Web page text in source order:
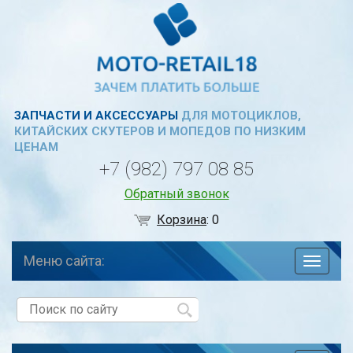
ЗАПЧАСТИ И АКСЕССУАРЫДЛЯ МОТОЦИКЛОВ,
КИТАЙСКИХ СКУТЕРОВ И МОПЕДОВ ПО НИЗКИМ
ЦЕНАМ
+7 (982) 797 08 85
Обратный звонок
Корзина:0
по
Меню сайта: